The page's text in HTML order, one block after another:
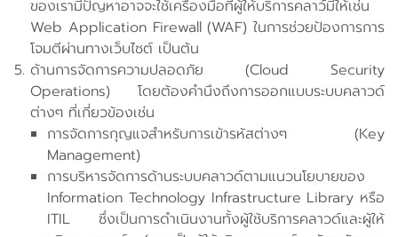
ของเรามีปัญหาอาจจะใช้เครื่องมือที่ผู้ให้บริการคลาว์มีให้เช่น
Web Application Firewall (WAF) ในการช่วยป้องการการ
โจมตีผ่านทางเว็บไซต์ เป็นต้น
ด้านการจัดการความปลอดภัย (Cloud Security
Operations) โดยต้องคำนึงถึงการออกแบบระบบคลาวด์
ต่างๆ ที่เกี่ยวข้องเช่น
การจัดการกุญแจสำหรับการเข้ารหัสต่างๆ (Key
Management)
การบริหารจัดการด้านระบบคลาวด์ตามแนวนโยบายของ
Information Technology Infrastructure Library หรือ
ITIL ซึ่งเป็นการดำเนินงานทั้งผู้ใช้บริการคลาวด์และผู้ให้